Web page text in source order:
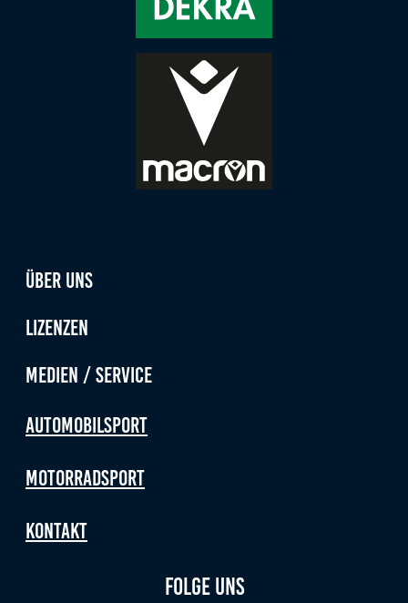
Über uns
Lizenzen
Medien / Service
Automobilsport
Motorradsport
Kontakt
Folge uns